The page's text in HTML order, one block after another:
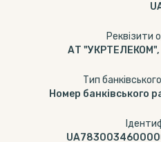
Реквізити
АТ
Тип
Номер банківського